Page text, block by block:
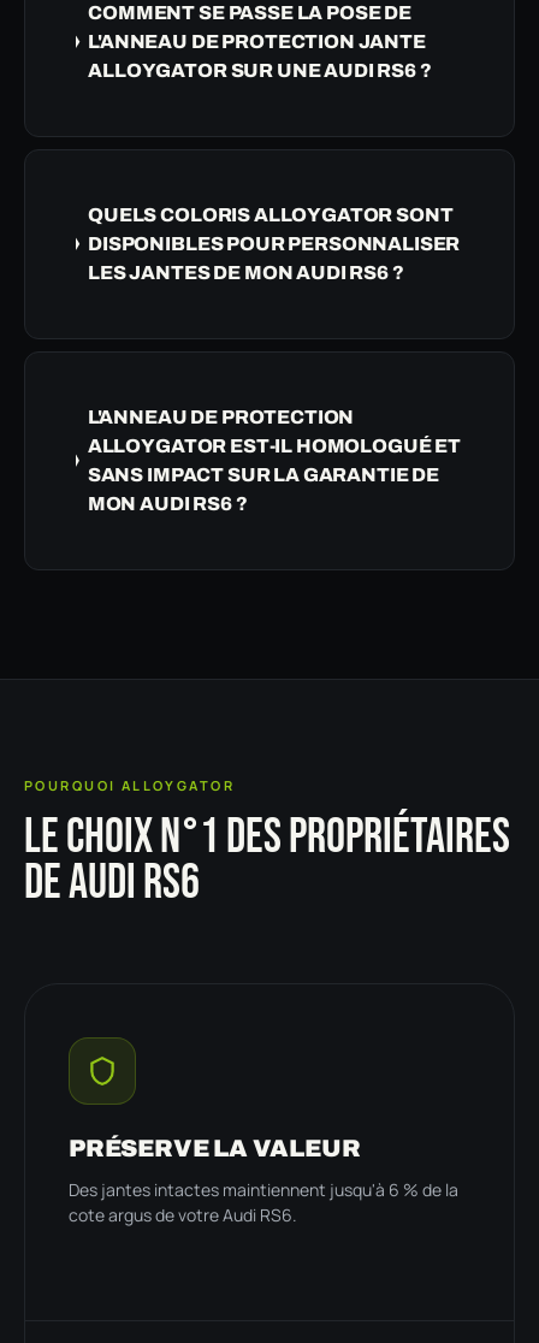
COMMENT SE PASSE LA POSE DE
L'ANNEAU DE PROTECTION JANTE
ALLOYGATOR SUR UNE AUDI RS6 ?
QUELS COLORIS ALLOYGATOR SONT
DISPONIBLES POUR PERSONNALISER
LES JANTES DE MON AUDI RS6 ?
L'ANNEAU DE PROTECTION
ALLOYGATOR EST-IL HOMOLOGUÉ ET
SANS IMPACT SUR LA GARANTIE DE
MON AUDI RS6 ?
POURQUOI ALLOYGATOR
LE CHOIX N°1 DES PROPRIÉTAIRES
DE AUDI RS6
PRÉSERVE LA VALEUR
Des jantes intactes maintiennent jusqu'à 6 % de la
cote argus de votre Audi RS6.